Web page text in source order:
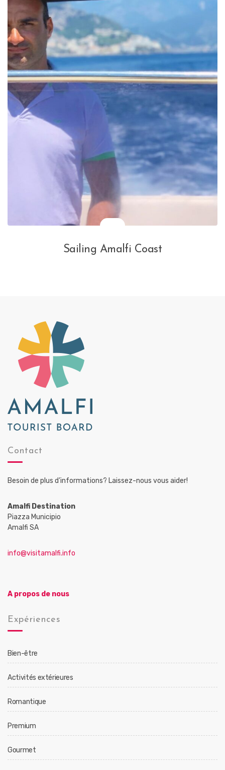
Sailing Amalfi Coast
Contact
Besoin de plus d’informations? Laissez-nous vous aider!
Amalfi Destination
Piazza Municipio
Amalfi SA
info@visitamalfi.info
A propos de nous
Expériences
Bien-être
Activités extérieures
Romantique
Premium
Gourmet